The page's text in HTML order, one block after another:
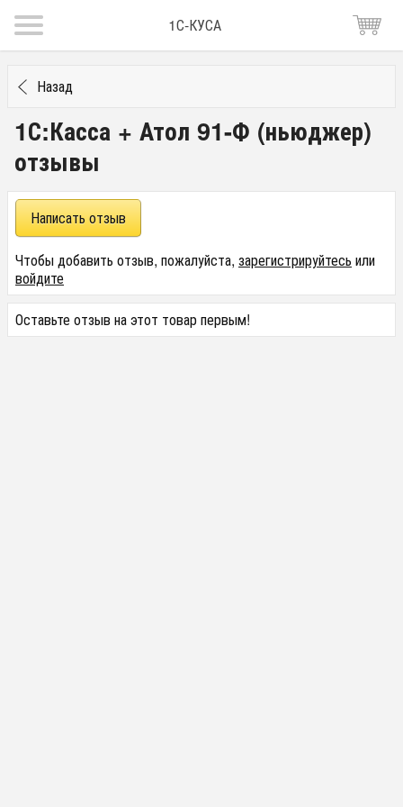
1С-КУСА
Назад
1С:Касса + Атол 91-Ф (ньюджер)
отзывы
Написать отзыв
Чтобы добавить отзыв, пожалуйста, зарегистрируйтесь или
войдите
Оставьте отзыв на этот товар первым!